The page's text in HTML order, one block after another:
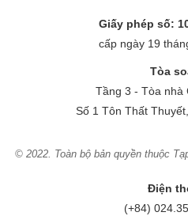
Giấy phép số:
cấp ngày 19
Tòa
Tầng 3 - Tòa nhà
Số 1 Tôn Thất
© 2022. Toàn bộ bản quyền thuộc
Điện
(+84)